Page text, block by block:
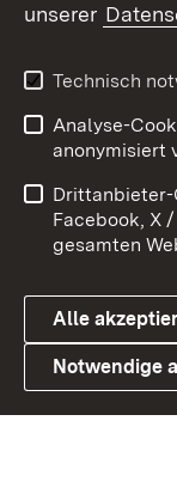
X / Twitter
Youtube
Link zum
Datenschutz
unserer
Technisch
Analyse-
anonymisiert
Drittanbieter-
Facebook, X
gesamten
Alle
Notwendige